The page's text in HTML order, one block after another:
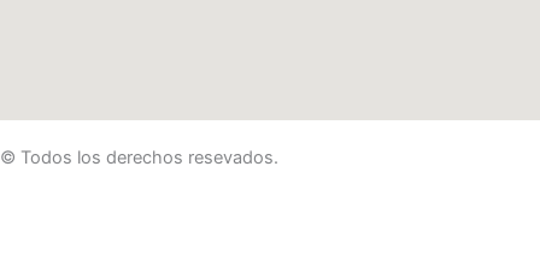
© Todos los derechos resevados.